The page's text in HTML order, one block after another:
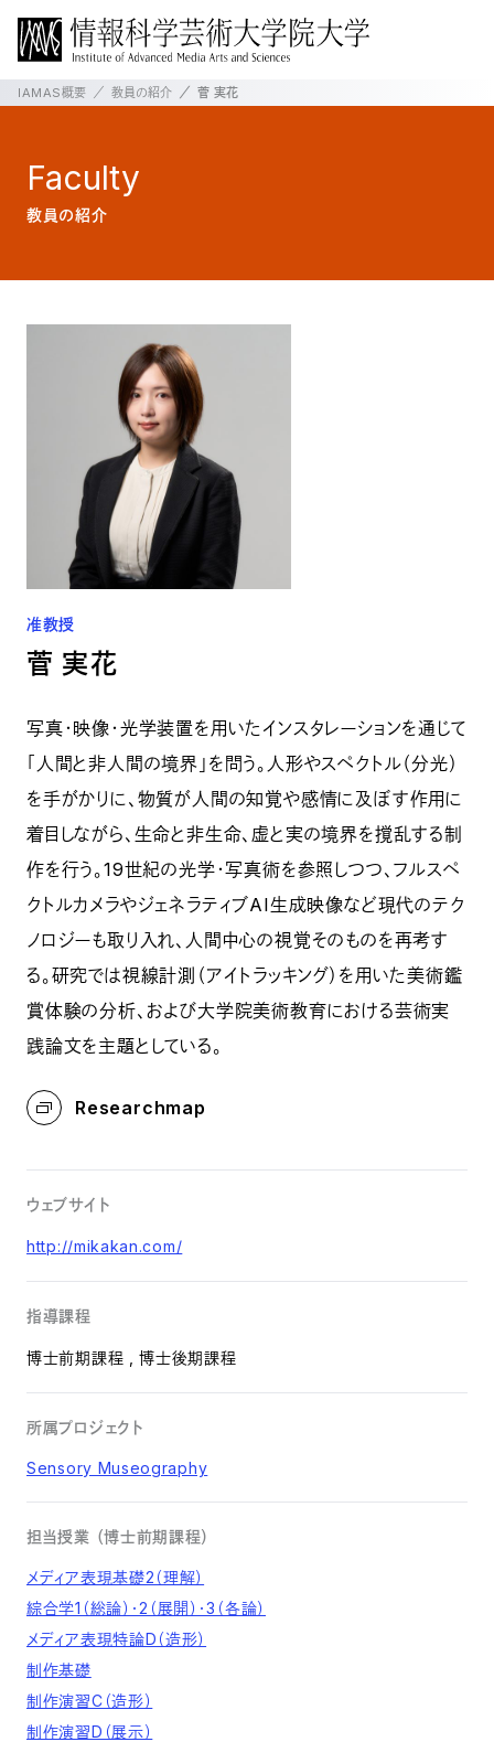
IAMAS概要 教員の紹介 菅 実花
Faculty
教員の紹介
准教授
菅 実花
写真・映像・光学装置を用いたインスタレーションを通じて
「人間と非人間の境界」を問う。人形やスペクトル（分光）
を手がかりに、物質が人間の知覚や感情に及ぼす作用に
着目しながら、生命と非生命、虚と実の境界を撹乱する制
作を行う。19世紀の光学・写真術を参照しつつ、フルスペ
クトルカメラやジェネラティブAI生成映像など現代のテク
ノロジーも取り入れ、人間中心の視覚そのものを再考す
る。研究では視線計測（アイトラッキング）を用いた美術鑑
賞体験の分析、および大学院美術教育における芸術実
践論文を主題としている。
Researchmap
ウェブサイト
http://mikakan.com/
指導課程
博士前期課程 , 博士後期課程
所属プロジェクト
Sensory Museography
担当授業 （博士前期課程）
メディア表現基礎2（理解）
綜合学1（総論）・2（展開）・3（各論）
メディア表現特論D（造形）
制作基礎
制作演習C（造形）
制作演習D（展示）